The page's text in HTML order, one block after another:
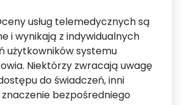
usług telemedycznych są
i wynikają z indywidualnych
użytkowników systemu
Niektórzy zwracają uwagę
do świadczeń, inni
bezpośredniego